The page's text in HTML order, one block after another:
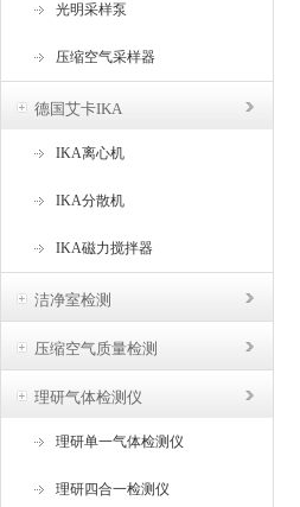
光明采样泵
压缩空气采样器
德国艾卡IKA
IKA离心机
IKA分散机
IKA磁力搅拌器
洁净室检测
压缩空气质量检测
理研气体检测仪
理研单一气体检测仪
理研四合一检测仪